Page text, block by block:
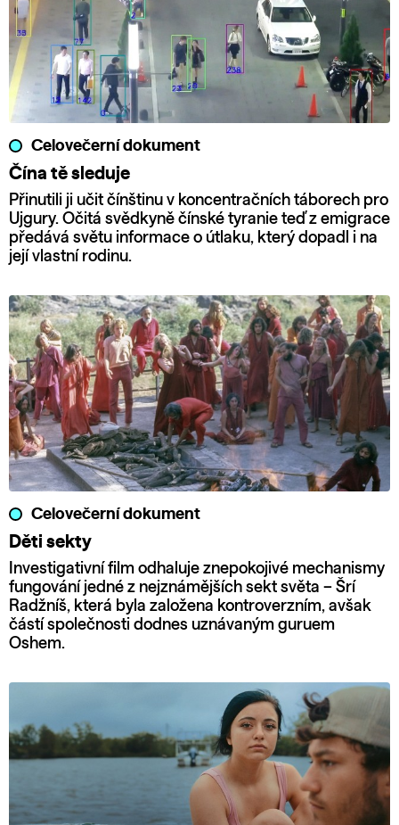
Celovečerní dokument
Čína tě sleduje
Přinutili ji učit čínštinu v koncentračních táborech pro
Ujgury. Očitá svědkyně čínské tyranie teď z emigrace
předává světu informace o útlaku, který dopadl i na
její vlastní rodinu.
Celovečerní dokument
Děti sekty
Investigativní film odhaluje znepokojivé mechanismy
fungování jedné z nejznámějších sekt světa – Šrí
Radžníš, která byla založena kontroverzním, avšak
částí společnosti dodnes uznávaným guruem
Oshem.